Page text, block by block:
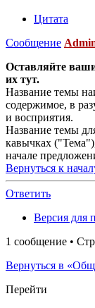
Цитата
Сообщение
Оставляйте
их тут.
Название темы
содержимое, в
и восприятия.
Название темы
кавычках
начале
Вернуться к
Ответить
Версия для
1 сообщение •
Вернуться в
Перейти